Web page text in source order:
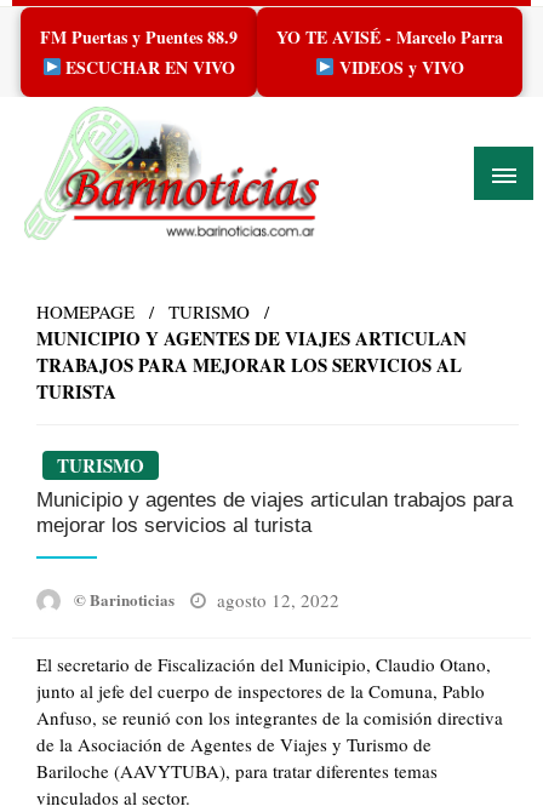
Skip
content
FM Puertas y Puentes 88.9
ESCUCHAR EN VIVO
YO TE AVISÉ - Marcelo Parra
VIDEOS y VIVO
HOMEPAGE TURISMO
MUNICIPIO Y AGENTES DE VIAJES ARTICULAN
TRABAJOS PARA MEJORAR LOS SERVICIOS AL
TURISTA
TURISMO
Municipio y agentes de viajes articulan trabajos para
mejorar los servicios al turista
© Barinoticias
Posted
agosto 12, 2022
El secretario de Fiscalización del Municipio, Claudio Otano,
junto al jefe del cuerpo de inspectores de la Comuna, Pablo
Anfuso, se reunió con los integrantes de la comisión directiva
de la Asociación de Agentes de Viajes y Turismo de
Bariloche (AAVYTUBA), para tratar diferentes temas
vinculados al sector.